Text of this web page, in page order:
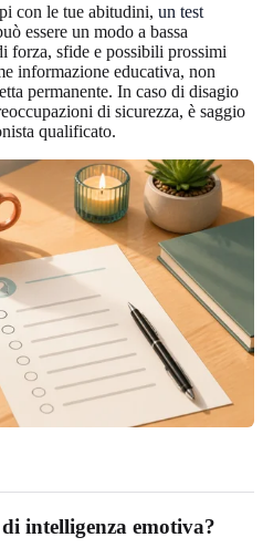
con le tue abitudini, un test
essere un modo a bassa
forza, sfide e possibili prossimi
informazione educativa, non
permanente. In caso di disagio
di sicurezza, è saggio
qualificato.
intelligenza emotiva?